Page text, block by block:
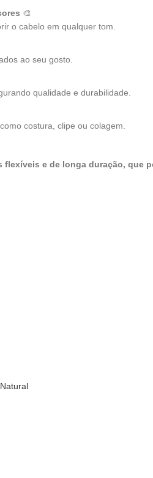
🎨
o cabelo em qualquer tom.
ao seu gosto.
qualidade e durabilidade.
costura, clipe ou colagem.
e de longa duração, que